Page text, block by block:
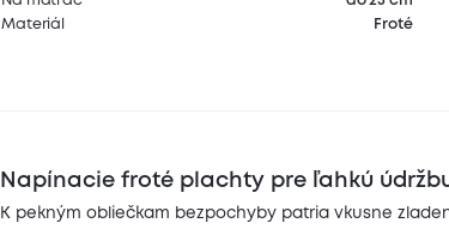
Materiál
Froté
Napínacie froté plachty pre ľahkú
K pekným obliečkam bezpochyby patria vkusne